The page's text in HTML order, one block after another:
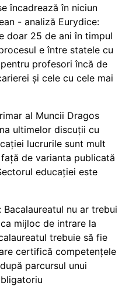
încadrează în niciun
- analiză Eurydice:
doar 25 de ani în timpul
e între statele cu
profesori încă de
și cele cu cele mai
al Muncii Dragos
ultimelor discuții cu
lucrurile sunt mult
de varianta publicată
educației este
Bacalaureatul nu ar trebui
mijloc de intrare la
trebuie să fie
certifică competențele
parcursul unui